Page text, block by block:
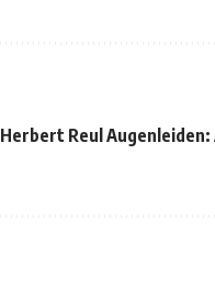
Herbert Reul Augenleiden: